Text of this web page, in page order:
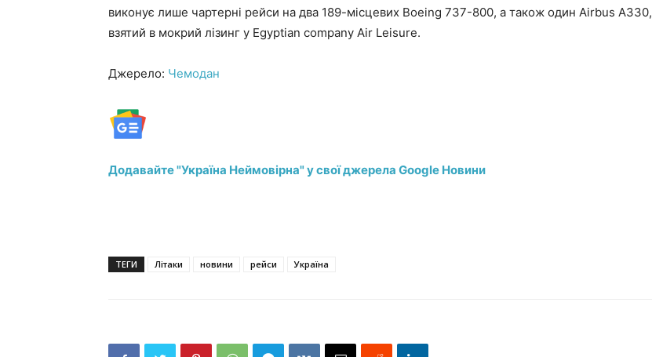
виконує лише чартерні рейси на два 189-місцевих Boeing 737-800, а також один Airbus A330,
взятий в мокрий лізинг у Egyptian company Air Leisure.
Джерело: Чемодан
Додавайте "Україна Неймовірна" у свої джерела Google Новини
ТЕГИ Літаки новини рейси Україна